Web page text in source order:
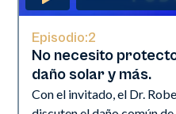
Episodio:2
No necesito
daño solar y más.
Con el invitado, el Dr.